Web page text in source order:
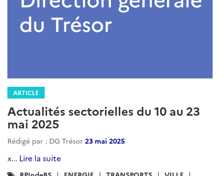
ARTICLE
Actualités sectorielles du 10 au 23
mai 2025
Rédigé par : DG Trésor 23 mai 2025
x... Lire la suite
Catégories